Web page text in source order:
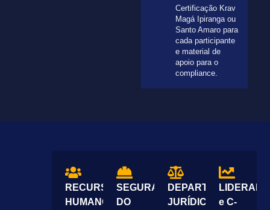
Certificação Krav
Magá Ipiranga ou
Santo Amaro para
cada participante
e material de
apoio para o
compliance.
RECURSOS
HUMANOS
SEGURANÇA
DO
DEPARTAMENTO
JURÍDICO
e C-